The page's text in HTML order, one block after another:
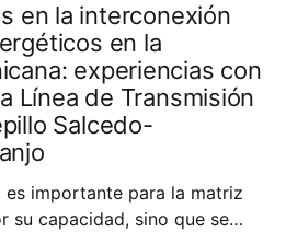
en la interconexión
en la
experiencias con
Línea de Transmisión
Salcedo-
importante para la matriz
su capacidad, sino que se